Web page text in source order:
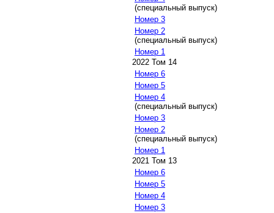
(специальный выпуск)
Номер 3
Номер 2
(специальный выпуск)
Номер 1
2022 Том 14
Номер 6
Номер 5
Номер 4
(специальный выпуск)
Номер 3
Номер 2
(специальный выпуск)
Номер 1
2021 Том 13
Номер 6
Номер 5
Номер 4
Номер 3